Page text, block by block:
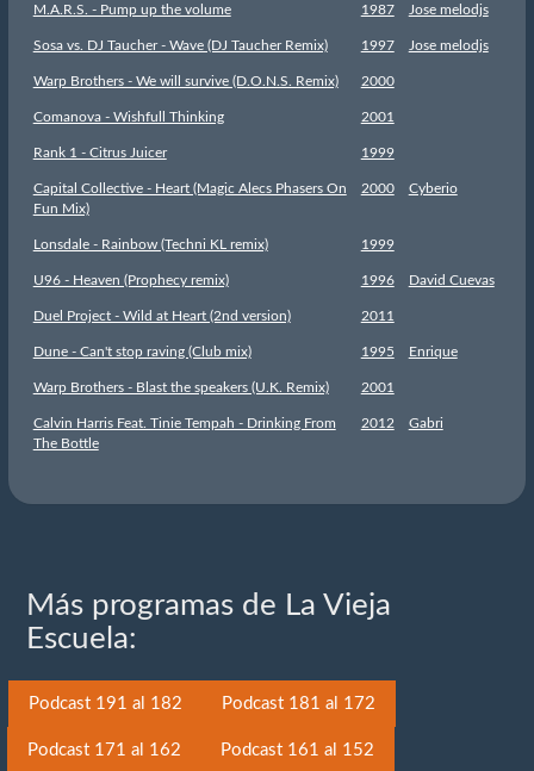
M.A.R.S. - Pump up the volume 1987 Jose melodjs
Sosa vs. DJ Taucher - Wave (DJ Taucher Remix) 1997 Jose melodjs
Warp Brothers - We will survive (D.O.N.S. Remix) 2000
Comanova - Wishfull Thinking 2001
Rank 1 - Citrus Juicer 1999
Capital Collective - Heart (Magic Alecs Phasers On
Fun Mix)
2000 Cyberio
Lonsdale - Rainbow (Techni KL remix) 1999
U96 - Heaven (Prophecy remix) 1996 David Cuevas
Duel Project - Wild at Heart (2nd version) 2011
Dune - Can't stop raving (Club mix) 1995 Enrique
Warp Brothers - Blast the speakers (U.K. Remix) 2001
Calvin Harris Feat. Tinie Tempah - Drinking From
The Bottle
2012 Gabri
Más programas de La Vieja
Escuela:
Podcast 191 al 182 Podcast 181 al 172
Podcast 171 al 162 Podcast 161 al 152